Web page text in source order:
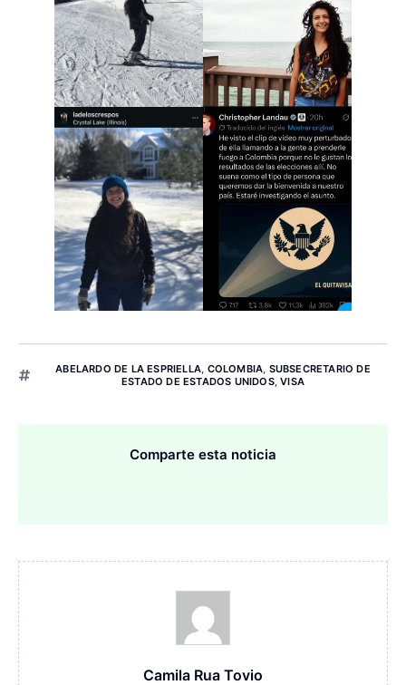
ABELARDO DE LA ESPRIELLA, COLOMBIA, SUBSECRETARIO DE
ESTADO DE ESTADOS UNIDOS,VISA
Comparte esta noticia
Camila Rua Tovio